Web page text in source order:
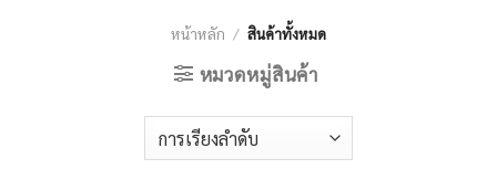
หน้าหลัก / สินค้าทั้งหมด
หมวดหมู่สินค้า